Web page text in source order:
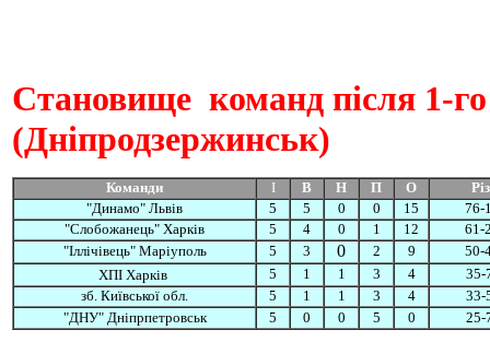
Становище команд після 1-
(Дніпродзержинськ)
Команди І В Н П О
"Динамо" Львів
5 5 0 0 15
76-
"Слобожанець" Харків
5 4 0 1 12
61-
"Іллічівець" Маріуполь
5 3 0 2 9
50-
ХПІ Харків
5 1 1 3 4
35-
зб. Київської обл.
5 1 1 3 4
33-
"ДНУ" Дніпрпетровськ
5 0 0 5 0 25-